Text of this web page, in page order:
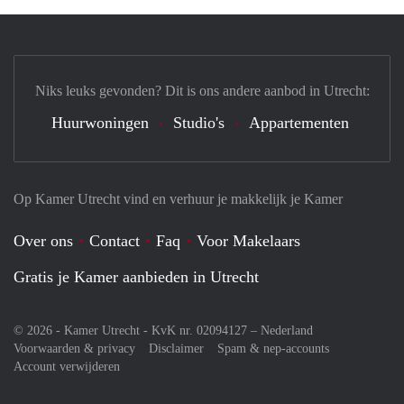
Op Kamer Utrecht vind en verhuur je makkelijk je Kamer
Over ons Contact Faq
Voor Makelaars
Gratis je Kamer aanbieden in Utrecht
© 2026 - Kamer Utrecht - KvK nr. 02094127 – Nederland
Voorwaarden & privacy
Disclaimer
Spam & nep-accounts
Account verwijderen
Niks leuks gevonden? Dit is ons andere aanbod in Utrecht:
Huurwoningen Studio's Appartementen